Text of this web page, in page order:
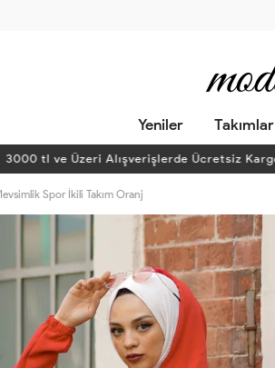
Yeniler Takımlar
tl ve Üzeri Alışverişlerde Ücretsiz Kargo
Spor İkili Takım Oranj